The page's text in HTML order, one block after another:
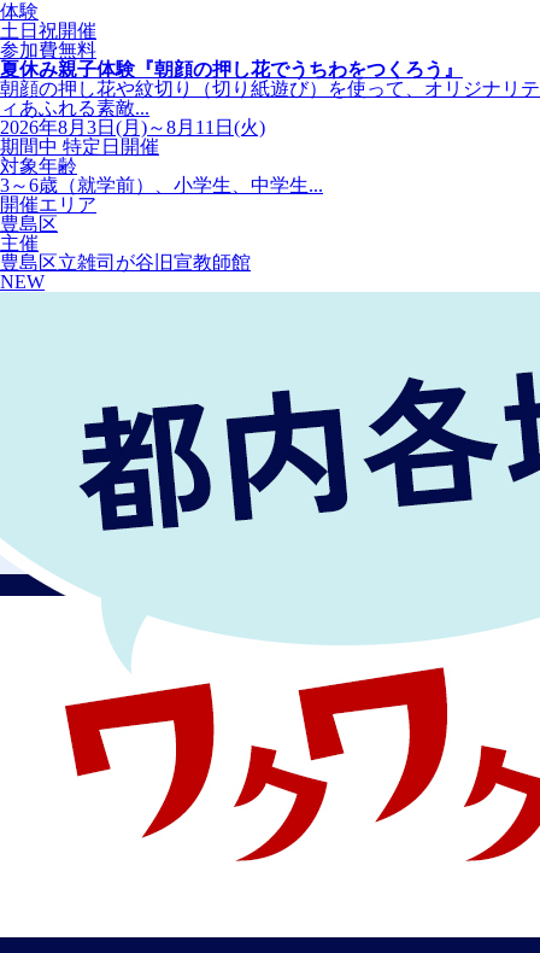
体験
土日祝開催
参加費無料
夏休み親子体験『朝顔の押し花でうちわをつくろう』
朝顔の押し花や紋切り（切り紙遊び）を使って、オリジナリテ
ィあふれる素敵...
2026年8月3日(月)～8月11日(火)
期間中 特定日開催
対象年齢
3～6歳（就学前）、小学生、中学生...
開催エリア
豊島区
主催
豊島区立雑司が谷旧宣教師館
NEW